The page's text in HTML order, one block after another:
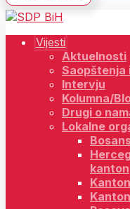
Vijesti
Aktuelnosti
Saopštenja
Intervju
Kolumna/
Drugi o
Lokalne
kanton